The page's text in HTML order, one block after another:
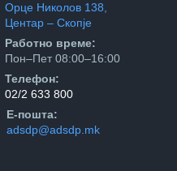
Орце Николов 138,
Центар – Скопје
Работно време:
Пон–Пет 08:00–16:00
Телефон:
02/2 633 800
Е-пошта:
adsdp@adsdp.mk